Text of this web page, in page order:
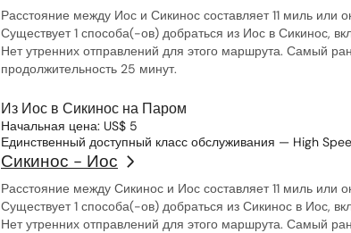
Расстояние между Иос и Сикинос составляет 11 миль или
Существует 1 способа(-ов) добраться из Иос в Сикинос,
Нет утренних отправлений для этого маршрута. Самый
продолжительность 25 минут.
Из Иос в Сикинос на Паром
Начальная цена: US$ 5
Единственный доступный класс обслуживания — High
Сикинос - Иос
Расстояние между Сикинос и Иос составляет 11 миль или
Существует 1 способа(-ов) добраться из Сикинос в Иос,
Нет утренних отправлений для этого маршрута. Самый